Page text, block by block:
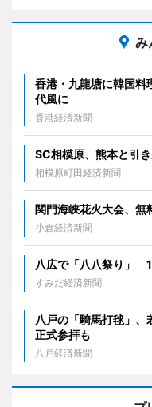
み
香港・九龍塘に韓国
代風に
香港経済新聞
SC相模原、熊本と引
相模原町田経済新聞
関門海峡花火大会、無
小倉経済新聞
八広で「八八祭り」
すみだ経済新聞
八戸の「騎馬打毬」
正式参拝も
八戸経済新聞